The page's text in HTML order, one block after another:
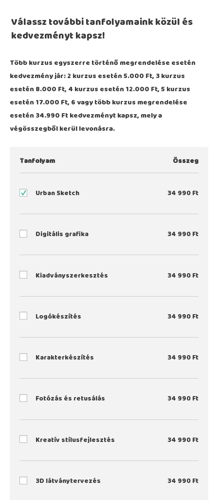
Válassz további tanfolyamaink közül és
kedvezményt kapsz!
Több kurzus egyszerre történő megrendelése esetén
kedvezmény jár: 2 kurzus esetén 5.000 Ft, 3 kurzus
esetén 8.000 Ft, 4 kurzus esetén 12.000 Ft, 5 kurzus
esetén 17.000 Ft, 6 vagy több kurzus megrendelése
esetén 34.990 Ft kedvezményt kapsz, mely a
végösszegből kerül levonásra.
Tanfolyam Összeg
Urban Sketch 34 990Ft
Digitális grafika 34 990Ft
Kiadványszerkesztés 34 990Ft
Logókészítés 34 990Ft
Karakterkészítés 34 990Ft
Fotózás és retusálás 34 990Ft
Kreatív stílusfejlesztés 34 990Ft
3D látványtervezés 34 990Ft